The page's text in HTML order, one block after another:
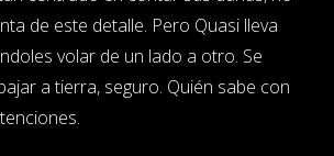
de este detalle. Pero Quasi lleva
volar de un lado a otro. Se
a tierra, seguro. Quién sabe con